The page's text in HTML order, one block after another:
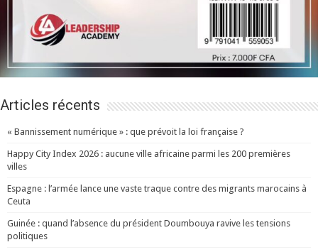
Articles récents
« Bannissement numérique » : que prévoit la loi française ?
Happy City Index 2026 : aucune ville africaine parmi les 200 premières
villes
Espagne : l’armée lance une vaste traque contre des migrants marocains à
Ceuta
Guinée : quand l’absence du président Doumbouya ravive les tensions
politiques